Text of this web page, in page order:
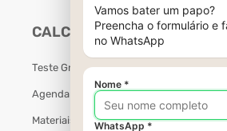
CALCME
Teste Grátis
Agendar Demonstração
Materiais Gratuitos